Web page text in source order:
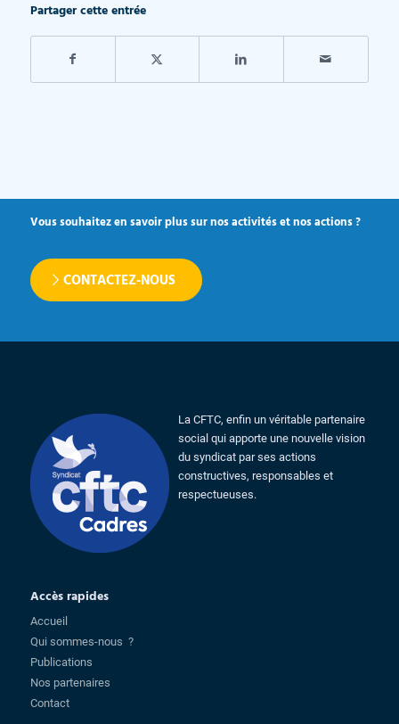
Partager cette entrée
Vous souhaitez en savoir plus sur nos activités et nos actions ?
CONTACTEZ-NOUS
La CFTC, enfin un véritable partenaire
social qui apporte une nouvelle vision
du syndicat par ses actions
constructives, responsables et
respectueuses.
Accès rapides
Accueil
Qui sommes-nous ?
Publications
Nos partenaires
Contact